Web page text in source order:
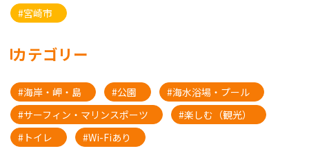
#宮崎市
カテゴリー
#海岸・岬・島 #公園
#海水浴場・プール
#サーフィン・マリンスポーツ
#楽しむ（観光）
#トイレ
#Wi-Fiあり